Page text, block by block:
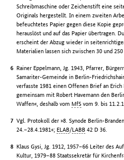
Schreibmaschine oder Zeichenstift eine
Originals hergestellt. In einem zweiten
befeuchtetes Papier gegen diese Kopie
herauslöst und auf das Papier übertragen.
erscheint der Abzug wieder in
Materialien lassen sich zwischen 30 und
Rainer Eppelmann, Jg. 1943, Pfarrer,
Samariter-Gemeinde in Berlin-
verfasste 1981 einen Offenen Brief an Erich
gemeinsam mit Robert Havemann den
Waffen«, deshalb vom MfS vom 9. bis
Vgl. Protokoll der »8. Synode Berlin-
24.–28.4.1981«; ELAB/LABB 42 D 36.
Klaus Gysi, Jg. 1912, 1957–66 Leiter des
Kultur, 1979–88 Staatssekretär für